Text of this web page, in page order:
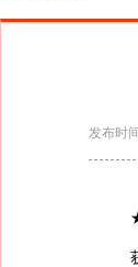
发布时
★
获